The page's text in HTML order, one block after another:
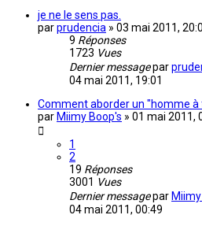
je ne le sens pas.
parprudencia » 03 mai 2011,
9 Réponses
1723 Vues
Dernier messagepar
04 mai 2011, 19:01
Comment aborder un "homme à
par Miimy Boop's » 01 mai 2011,
1
2
19 Réponses
3001 Vues
Dernier messagepar
04 mai 2011, 00:49